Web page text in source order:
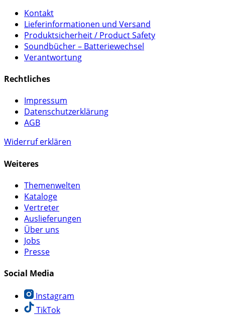
Kontakt
Lieferinformationen und Versand
Produktsicherheit / Product Safety
Soundbücher – Batteriewechsel
Verantwortung
Rechtliches
Impressum
Datenschutzerklärung
AGB
Widerruf erklären
Weiteres
Themenwelten
Kataloge
Vertreter
Auslieferungen
Über uns
Jobs
Presse
Social Media
Instagram
TikTok